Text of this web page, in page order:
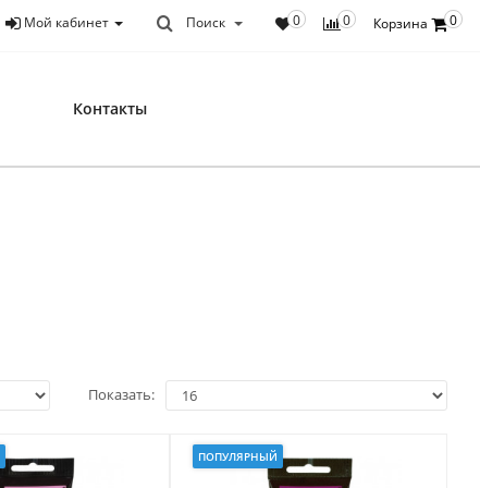
Корзина 0
0
0
Поиск
Мой кабинет
Контакты
Показать:
ПОПУЛЯРНЫЙ